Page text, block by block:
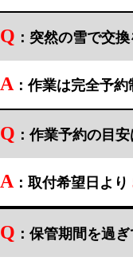
Q ：突然の雪で交
A：作業は完全予
Q ：作業予約の目
A：取付希望日より
Q ：保管期間を過